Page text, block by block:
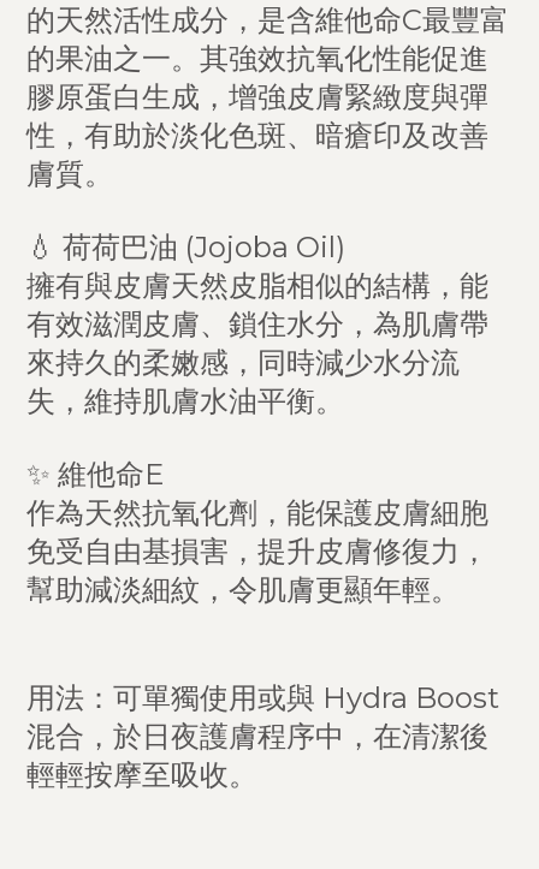
的天然活性成分，是含維他命C最豐富
的果油之一。其強效抗氧化性能促進
膠原蛋白生成，增強皮膚緊緻度與彈
性，有助於淡化色斑、暗瘡印及改善
膚質。
💧 荷荷巴油 (Jojoba Oil)
擁有與皮膚天然皮脂相似的結構，能
有效滋潤皮膚、鎖住水分，為肌膚帶
來持久的柔嫩感，同時減少水分流
失，維持肌膚水油平衡。
✨ 維他命E
作為天然抗氧化劑，能保護皮膚細胞
免受自由基損害，提升皮膚修復力，
幫助減淡細紋，令肌膚更顯年輕。
用法：可單獨使用或與 Hydra Boost
混合，於日夜護膚程序中，在清潔後
輕輕按摩至吸收。